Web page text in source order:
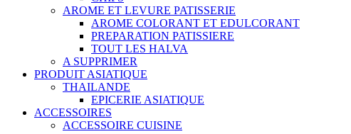
AROME ET LEVURE PATISSERIE
AROME COLORANT ET EDULCORANT
PREPARATION PATISSIERE
TOUT LES HALVA
A SUPPRIMER
PRODUIT ASIATIQUE
THAILANDE
EPICERIE ASIATIQUE
ACCESSOIRES
ACCESSOIRE CUISINE